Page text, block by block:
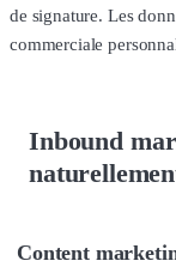
de signature. Les
commerciale
Inbound
Content